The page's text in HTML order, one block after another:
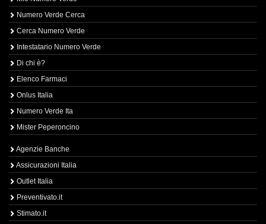
Numero Verde Cerca
Cerca Numero Verde
Intestatario Numero Verde
Di chi è?
Elenco Farmaci
Onlus Italia
Numero Verde Ita
Mister Peperoncino
Agenzie Banche
Assicurazioni Italia
Outlet Italia
Preventivato.it
Stimato.it